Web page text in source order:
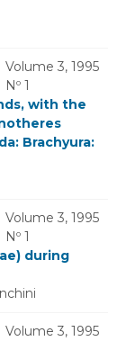
Volume 3, 1995
Nº 1
with the
Brachyura:
Volume 3, 1995
Nº 1
during
Volume 3, 1995